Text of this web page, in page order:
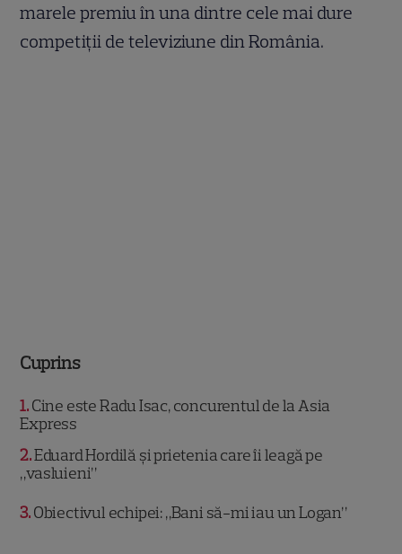
marele premiu în una dintre cele mai dure
competiții de televiziune din România.
Cuprins
1 Cine este Radu Isac, concurentul de la Asia
Express
2 Eduard Hordilă și prietenia care îi leagă pe
„vasluieni”
3 Obiectivul echipei: „Bani să-mi iau un Logan”